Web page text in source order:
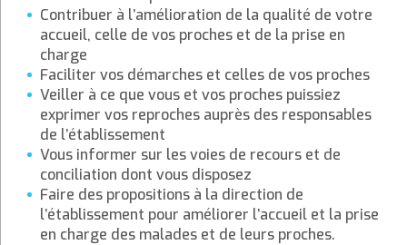
Contribuer à l’amélioration de la qualité de votre
accueil, celle de vos proches et de la prise en
charge
Faciliter vos démarches et celles de vos proches
Veiller à ce que vous et vos proches puissiez
exprimer vos reproches auprès des responsables
de l’établissement
Vous informer sur les voies de recours et de
conciliation dont vous disposez
Faire des propositions à la direction de
l’établissement pour améliorer l’accueil et la prise
en charge des malades et de leurs proches.